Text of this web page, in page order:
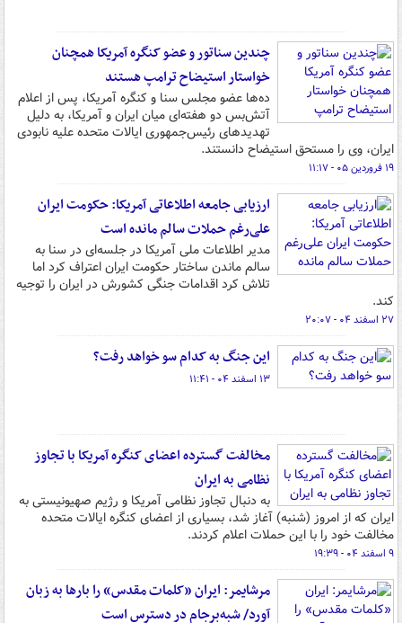
چندین سناتور و عضو کنگره آمریکا همچنان
خواستار استیضاح ترامپ هستند
ده‌ها عضو مجلس سنا و کنگره آمریکا، پس از اعلام
آتش‌بس دو هفته‌ای میان ایران و آمریکا، به دلیل
تهدیدهای رئیس‌جمهوری ایالات متحده علیه نابودی
ایران، وی را مستحق استیضاح دانستند.
۱۹ فروردین ۰۵ - ۱۱:۱۷
ارزیابی جامعه اطلاعاتی آمریکا: حکومت ایران
علی‌رغم حملات سالم مانده است
مدیر اطلاعات ملی آمریکا در جلسه‌ای در سنا به
سالم ماندن ساختار حکومت ایران اعتراف کرد اما
تلاش کرد اقدامات جنگی کشورش در ایران را توجیه
کند.‌
۲۷ اسفند ۰۴ - ۲۰:۰۷
این جنگ به کدام سو خواهد رفت؟
۱۳ اسفند ۰۴ - ۱۱:۴۱
مخالفت گسترده اعضای کنگره آمریکا با تجاوز
نظامی به ایران
به دنبال تجاوز نظامی آمریکا و رژیم صهیونیستی به
ایران که از امروز (شنبه) آغاز شد، بسیاری از اعضای کنگره ایالات متحده
مخالفت خود را با این حملات اعلام کردند.
۹ اسفند ۰۴ - ۱۹:۳۹
مرشایمر: ایران «کلمات مقدس» را بارها به زبان
آورد/ شبه‌برجام در دسترس است